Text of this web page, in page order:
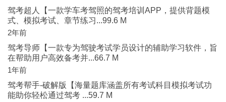
驾考超人【一款学车考驾照的驾考培训APP，提供背题模
式、模拟考试、章节练习...99.6 M
2年前
驾考导师【一款专为驾驶考试学员设计的辅助学习软件，旨
在帮助用户高效备考并...66.7 M
1年前
驾考帮手-破解版【海量题库涵盖所有考试科目模拟考试功
能助你轻松通过驾考 ...59.7 M